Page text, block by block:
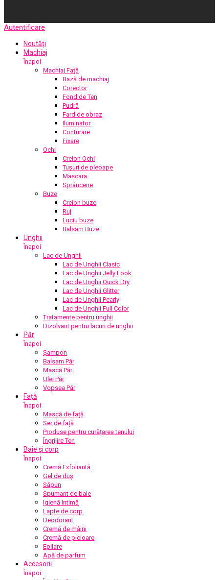
Autentificare
Noutăți
Machiaj
Înapoi
Machiaj Față
Bază de machiaj
Corector
Fond de Ten
Pudră
Fard de obraz
Iluminator
Conturare
Fixare
Ochi
Creion Ochi
Tușuri de pleoape
Mascara
Sprâncene
Buze
Creion buze
Ruj
Luciu buze
Balsam Buze
Unghii
Înapoi
Lac de Unghii
Lac de Unghii Clasic
Lac de Unghii Jelly Look
Lac de Unghii Quick Dry
Lac de Unghii Glitter
Lac de Unghii Pearly
Lac de Unghii Full Color
Tratamente pentru unghii
Dizolvant pentru lacuri de unghii
Păr
Înapoi
Șampon
Balsam Păr
Mască Păr
Ulei Păr
Vopsea Păr
Față
Înapoi
Mască de față
Ser de față
Produse pentru curățarea tenului
Îngrijire Ten
Baie și corp
Înapoi
Cremă Exfoliantă
Gel de duș
Săpun
Spumant de baie
Igienă Intimă
Lapte de corp
Deodorant
Cremă de mâini
Cremă de picioare
Epilare
Apă de parfum
Accesorii
Înapoi